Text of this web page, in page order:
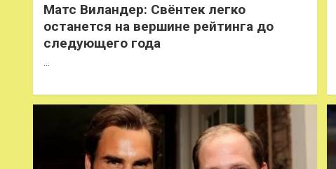
Матс Виландер: Свёнтек легко
останется на вершине рейтинга до
следующего года
…